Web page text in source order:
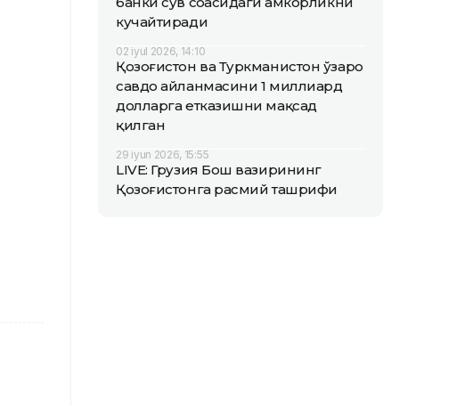
кучайтиради
02 iyul 2026, 14:10
Қозоғистон ва Туркманистон ўзаро
савдо айланмасини 1 миллиард
долларга етказишни мақсад
қилган
29 iyun 2026, 15:55
LIVE: Грузия Бош вазирининг
Қозоғистонга расмий ташрифи